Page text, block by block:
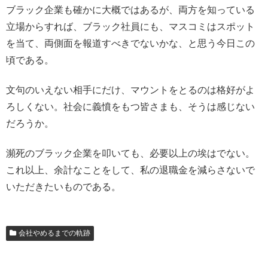
ブラック企業も確かに大概ではあるが、両方を知っている
立場からすれば、ブラック社員にも、マスコミはスポット
を当て、両側面を報道すべきでないかな、と思う今日この
頃である。
文句のいえない相手にだけ、マウントをとるのは格好がよ
ろしくない。社会に義憤をもつ皆さまも、そうは感じない
だろうか。
瀕死のブラック企業を叩いても、必要以上の埃はでない。
これ以上、余計なことをして、私の退職金を減らさないで
いただきたいものである。
会社やめるまでの軌跡